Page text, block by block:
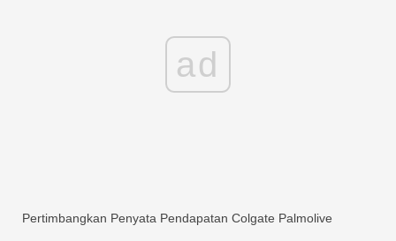
ad
Pertimbangkan Penyata Pendapatan Colgate Palmolive